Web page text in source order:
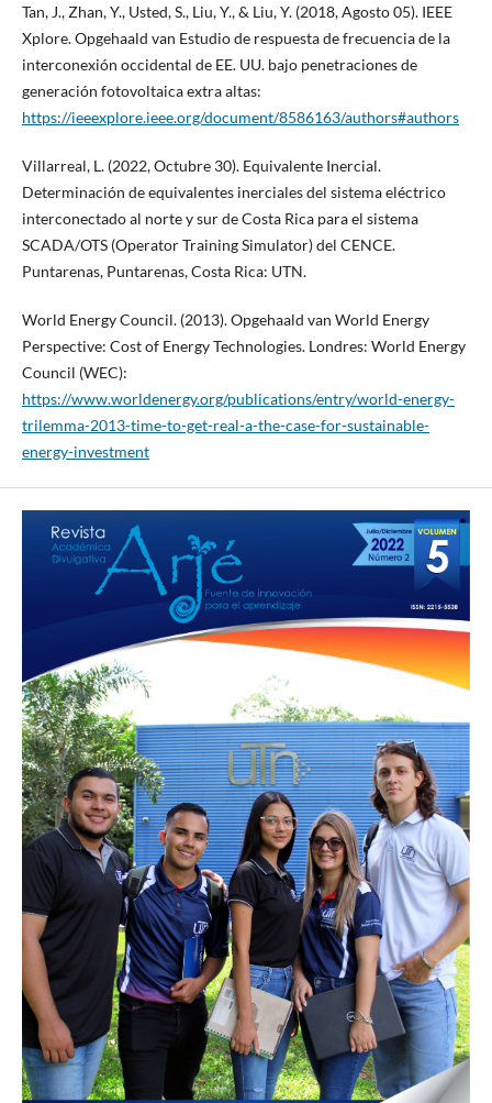
Tan, J., Zhan, Y., Usted, S., Liu, Y., & Liu, Y. (2018, Agosto 05). IEEE
Xplore. Opgehaald van Estudio de respuesta de frecuencia de la
interconexión occidental de EE. UU. bajo penetraciones de
generación fotovoltaica extra altas:
https://ieeexplore.ieee.org/document/8586163/authors#authors
Villarreal, L. (2022, Octubre 30). Equivalente Inercial.
Determinación de equivalentes inerciales del sistema eléctrico
interconectado al norte y sur de Costa Rica para el sistema
SCADA/OTS (Operator Training Simulator) del CENCE.
Puntarenas, Puntarenas, Costa Rica: UTN.
World Energy Council. (2013). Opgehaald van World Energy
Perspective: Cost of Energy Technologies. Londres: World Energy
Council (WEC):
https://www.worldenergy.org/publications/entry/world-energy-
trilemma-2013-time-to-get-real-a-the-case-for-sustainable-
energy-investment